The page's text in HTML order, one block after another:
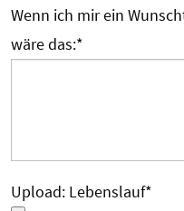
Wenn ich mir ein
wäre das:*
Upload: Lebenslauf*